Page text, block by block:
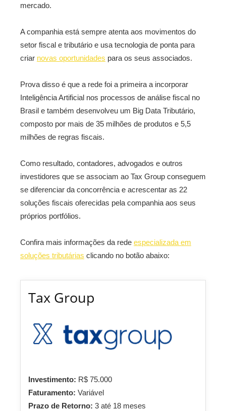
mercado.
A companhia está sempre atenta aos movimentos do
setor fiscal e tributário e usa tecnologia de ponta para
criar novas oportunidades para os seus associados.
Prova disso é que a rede foi a primeira a incorporar
Inteligência Artificial nos processos de análise fiscal no
Brasil e também desenvolveu um Big Data Tributário,
composto por mais de 35 milhões de produtos e 5,5
milhões de regras fiscais.
Como resultado, contadores, advogados e outros
investidores que se associam ao Tax Group conseguem
se diferenciar da concorrência e acrescentar as 22
soluções fiscais oferecidas pela companhia aos seus
próprios portfólios.
Confira mais informações da rede especializada em
soluções tributárias clicando no botão abaixo:
Tax Group
Investimento: R$ 75.000
Faturamento: Variável
Prazo de Retorno: 3 até 18 meses